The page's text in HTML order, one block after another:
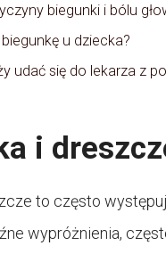
biegunki i bólu
u dziecka?
udać się do lekarza z
i
to często
wypróżnienia,